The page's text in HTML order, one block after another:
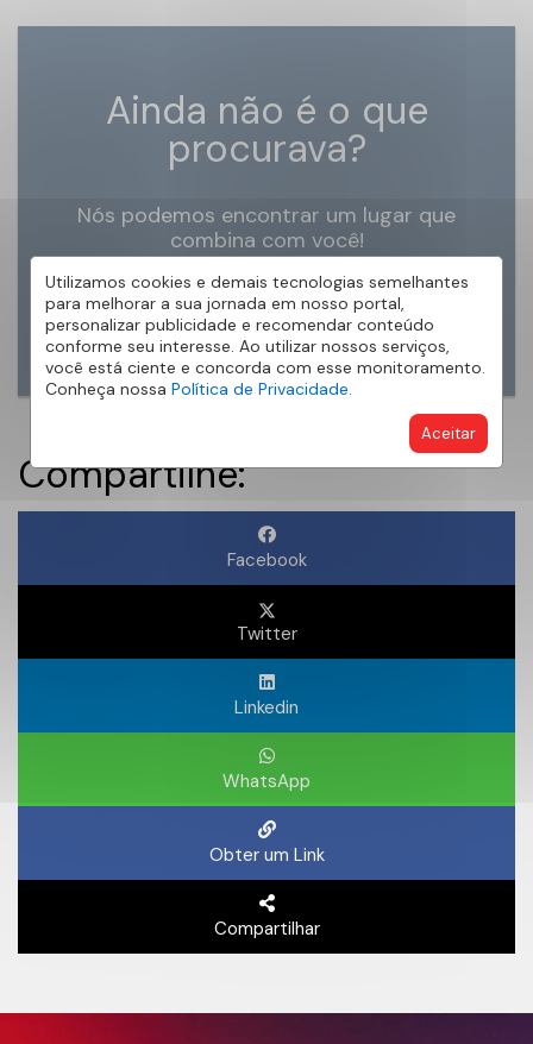
Utilizamos cookies e demais tecnologias semelhantes
para melhorar a sua jornada em nosso portal,
personalizar publicidade e recomendar conteúdo
conforme seu interesse. Ao utilizar nossos serviços,
você está ciente e concorda com esse monitoramento.
Conheça nossa Política de Privacidade.
Aceitar
Ainda não é o que
procurava?
Nós podemos encontrar um lugar que
combina com você!
ENCONTRE MEU IMÓVEL
Compartilhe:
Facebook
Twitter
Linkedin
WhatsApp
Obter um Link
Compartilhar